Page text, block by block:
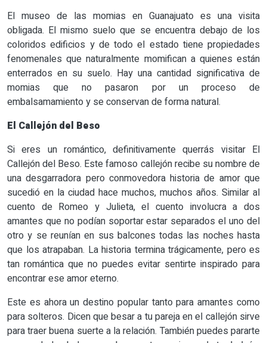
El museo de las momias en Guanajuato es una visita
obligada. El mismo suelo que se encuentra debajo de los
coloridos edificios y de todo el estado tiene propiedades
fenomenales que naturalmente momifican a quienes están
enterrados en su suelo. Hay una cantidad significativa de
momias que no pasaron por un proceso de
embalsamamiento y se conservan de forma natural.
El Callejón del Beso
Si eres un romántico, definitivamente querrás visitar El
Callejón del Beso. Este famoso callejón recibe su nombre de
una desgarradora pero conmovedora historia de amor que
sucedió en la ciudad hace muchos, muchos años. Similar al
cuento de Romeo y Julieta, el cuento involucra a dos
amantes que no podían soportar estar separados el uno del
otro y se reunían en sus balcones todas las noches hasta
que los atrapaban. La historia termina trágicamente, pero es
tan romántica que no puedes evitar sentirte inspirado para
encontrar ese amor eterno.
Este es ahora un destino popular tanto para amantes como
para solteros. Dicen que besar a tu pareja en el callejón sirve
para traer buena suerte a la relación. También puedes pararte